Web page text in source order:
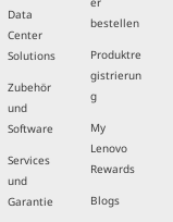
Data
Center
Solutions
Zubehör
und
Software
Services
und
Garantie
bestellen
Produktre
gistrierun
g
My
Lenovo
Rewards
Blogs